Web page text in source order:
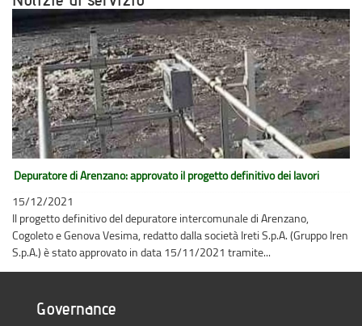
Depuratore di Arenzano: approvato il progetto definitivo dei lavori
15/12/2021
Il progetto definitivo del depuratore intercomunale di Arenzano,
Cogoleto e Genova Vesima, redatto dalla società Ireti S.p.A. (Gruppo Iren
S.p.A.) è stato approvato in data 15/11/2021 tramite...
Governance